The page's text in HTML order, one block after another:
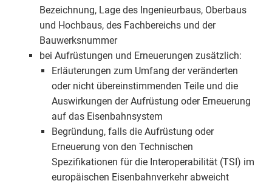
Bezeichnung, Lage des Ingenieurbaus, Oberbaus
und Hochbaus, des Fachbereichs und der
Bauwerksnummer
bei Aufrüstungen und Erneuerungen zusätzlich:
Erläuterungen zum Umfang der veränderten
oder nicht übereinstimmenden Teile und die
Auswirkungen der Aufrüstung oder Erneuerung
auf das Eisenbahnsystem
Begründung, falls die Aufrüstung oder
Erneuerung von den Technischen
Spezifikationen für die Interoperabilität (TSI) im
europäischen Eisenbahnverkehr abweicht